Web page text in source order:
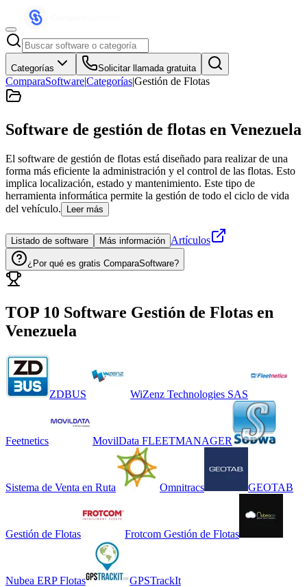
Categorías Solicitar llamada gratuita
ComparaSoftware|Categorías|Gestión de Flotas
Software de gestión de flotas en Venezuela
El software de gestión de flotas está diseñado para realizar de una
forma más eficiente la administración y el control de las flotas. Esto
implica localización, estado y mantenimiento. Este tipo de
herramienta informática permite la gestión de todo el ciclo de vida
del vehículo.
Leer más
Listado de software Más información Artículos
¿Por qué es gratis ComparaSoftware?
TOP 10 Software Gestión de Flotas en
Venezuela
ZDBUS WiZenz Technologies SAS
Feetnetics MovilData FLEETMANAGER
Sistema de Venta en Ruta Omnitracs GEOTAB
Gestión de Flotas Frotcom Gestión de Flotas
Nubea ERP Flotas
GPSTrackIt